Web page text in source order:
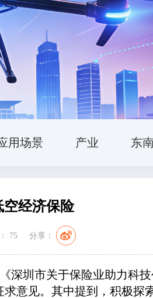
用场景 产业 东
经济保险
75 分享：
深圳市关于保险业助力科
意见。其中提到，积极探